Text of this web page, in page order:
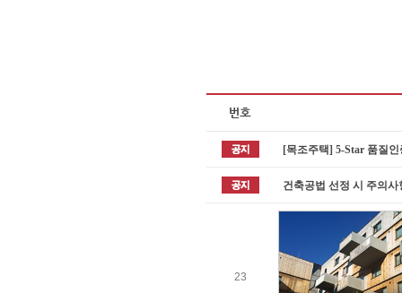
[목조주택] 5-Star 품질
건축공법 선정 시 주의사
23